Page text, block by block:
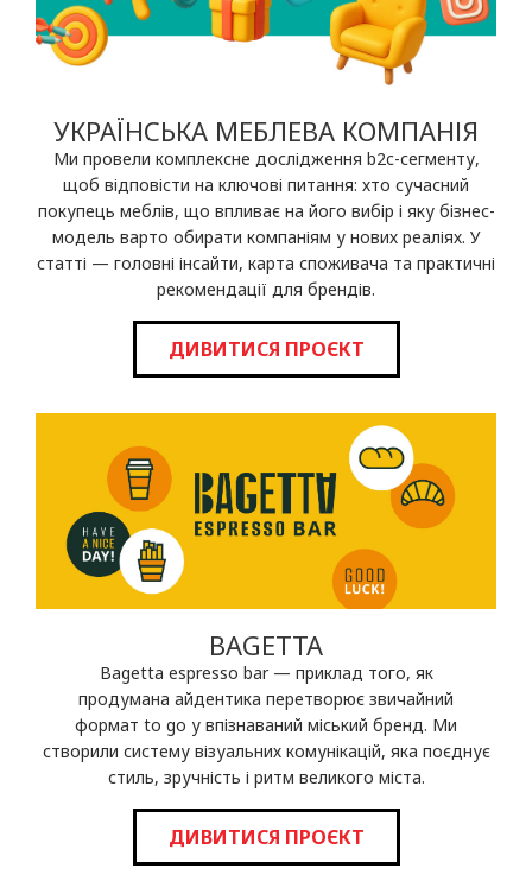
УКРАЇНСЬКА МЕБЛЕВА КОМПАНІЯ
Ми провели комплексне дослідження b2c-сегменту,
щоб відповісти на ключові питання: хто сучасний
покупець меблів, що впливає на його вибір і яку бізнес-
модель варто обирати компаніям у нових реаліях. У
статті — головні інсайти, карта споживача та практичні
рекомендації для брендів.
ДИВИТИСЯ ПРОЄКТ
BAGETTA
Bagetta espresso bar — приклад того, як
продумана айдентика перетворює звичайний
формат to go у впізнаваний міський бренд. Ми
створили систему візуальних комунікацій, яка поєднує
стиль, зручність і ритм великого міста.
ДИВИТИСЯ ПРОЄКТ